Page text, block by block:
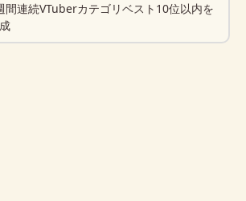
間連続VTuberカテゴリベスト10位以内を